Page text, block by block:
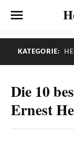
KATEGORIE:
Die 10
Ernest